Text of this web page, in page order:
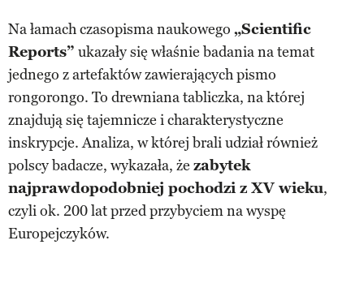
Na łamach czasopisma naukowego „Scientific
Reports” ukazały się właśnie badania na temat
jednego z artefaktów zawierających pismo
rongorongo. To drewniana tabliczka, na której
znajdują się tajemnicze i charakterystyczne
inskrypcje. Analiza, w której brali udział również
polscy badacze, wykazała, że zabytek
najprawdopodobniej pochodzi z XV wieku,
czyli ok. 200 lat przed przybyciem na wyspę
Europejczyków.